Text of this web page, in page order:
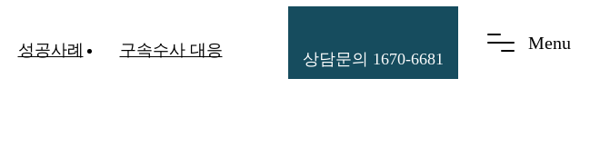
성공사례 구속수사 대응 상담문의 1670-6681
Menu